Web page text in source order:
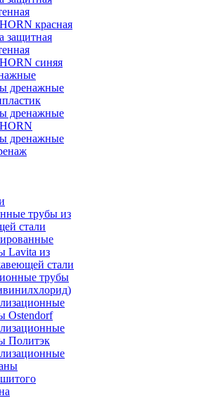
красная
защитная
синяя
дренажные
дренажные
дренажные
трубы из
стали
Lavita из
стали
трубы
Ostendorf
Политэк